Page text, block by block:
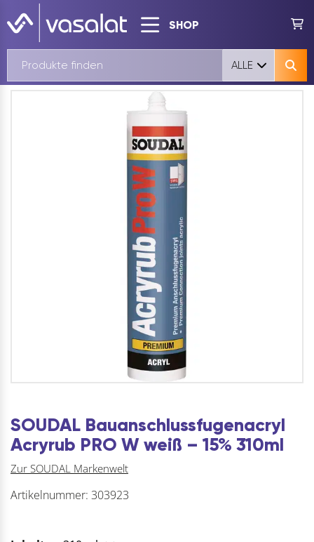
SHOP
ALLE
SOUDAL Bauanschlussfugenacryl
Acryrub PRO W weiß – 15% 310ml
Zur SOUDAL Markenwelt
Artikelnummer: 303923